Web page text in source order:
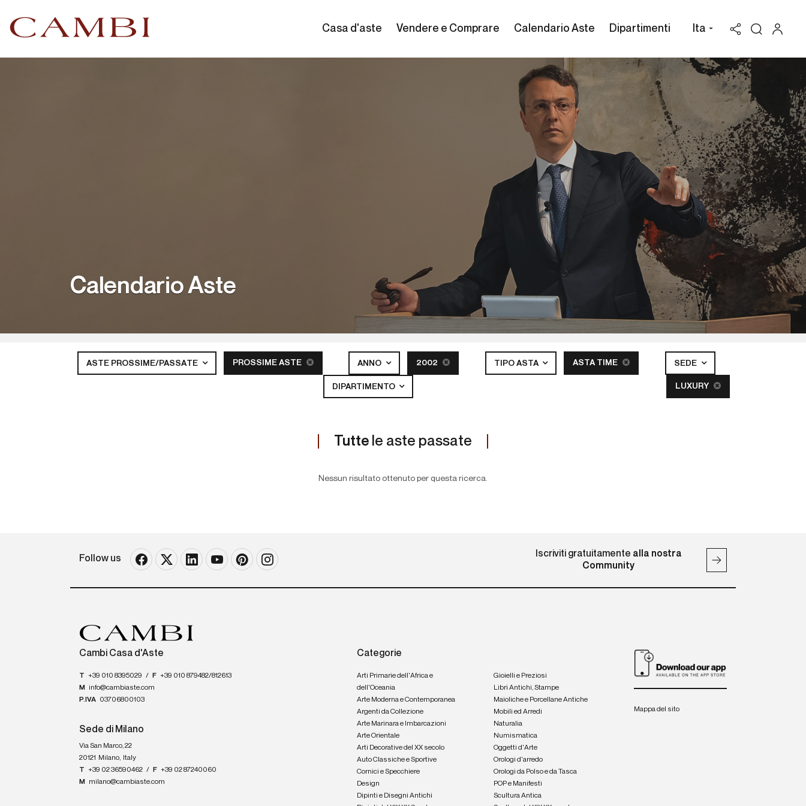
Casa d'aste Vendere e Comprare Calendario Aste Dipartimenti Ita
Calendario Aste
ASTE PROSSIME/PASSATE PROSSIME ASTE ANNO 2002 TIPO ASTA ASTA TIME SEDE
DIPARTIMENTO LUXURY
Tutte le aste passate
Nessun risultato ottenuto per questa ricerca.
Follow us Iscriviti gratuitamente alla nostra
Community
Cambi Casa d'Aste
T +39 010 8395029 / F +39 010 879482/812613
M
info@cambiaste.com
P.IVA 03706800103
Sede di Milano
Via San Marco, 22
20121
Milano, Italy
T +39 02 36590462 / F +39 02 87240060
M
milano@cambiaste.com
Categorie
Arti Primarie dell'Africa e
dell'Oceania
Arte Moderna e Contemporanea
Argenti da Collezione
Arte Marinara e Imbarcazioni
Arte Orientale
Arti Decorative del XX secolo
Auto Classiche e Sportive
Cornici e Specchiere
Design
Dipinti e Disegni Antichi
Gioielli e Preziosi
Libri Antichi, Stampe
Maioliche e Porcellane Antiche
Mobili ed Arredi
Naturalia
Numismatica
Oggetti d'Arte
Orologi d'arredo
Orologi da Polso e da Tasca
POP e Manifesti
Scultura Antica
Mappa del sito